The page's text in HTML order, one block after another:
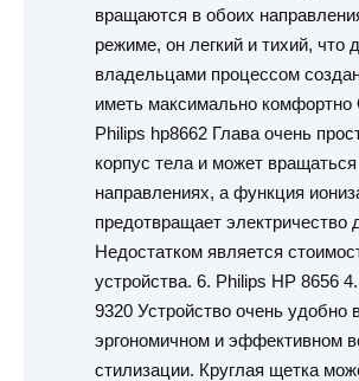
вращаются в обоих
режиме, он легкий и тихий, что
владельцами процессом
иметь максимально комфортно
Philips hp8662 Глава очень
корпус тела и может
направлениях, а функция
предотвращает электричество
Недостатком является
устройства. 6. Philips HP 8656
9320 Устройство очень удобно
эргономичном и эффективном
стилизации. Круглая щетка